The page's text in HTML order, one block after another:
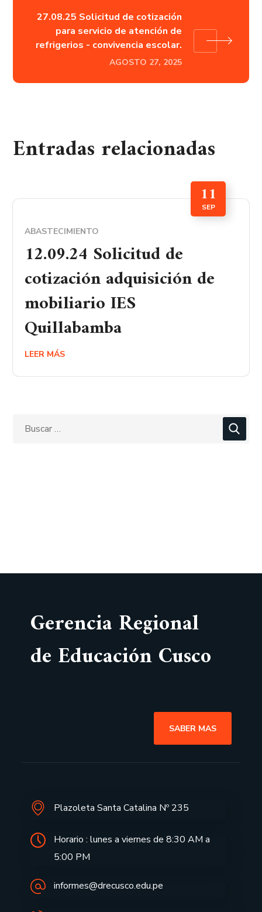
27.08.25 Solicitud de cotización
para servicio de atención de
refrigerios - convivencia escolar.
AGOSTO 27, 2025
Entradas relacionadas
11
SEP
ABASTECIMIENTO
12.09.24 Solicitud de
cotización adquisición de
mobiliario IES
Quillabamba
LEER MÁS
Gerencia Regional
de Educación Cusco
SABER MAS
Plazoleta Santa Catalina Nº 235
Horario : lunes a viernes de 8:30 AM a
5:00 PM
informes@drecusco.edu.pe